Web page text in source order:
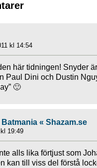
kl 14:54
här tidningen! Snyder
Paul Dini och Dustin
🙂
« Shazam.se
19:49
alls lika förtjust som
kan till viss del förstå